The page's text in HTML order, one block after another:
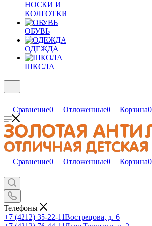
НОСКИ И
КОЛГОТКИ
ОБУВЬ
ОДЕЖДА
ШКОЛА
Сравнение0 Отложенные0 Корзина0
Сравнение0 Отложенные0 Корзина0
Телефоны
+7 (4212) 35-22-11Вострецова, д. 6